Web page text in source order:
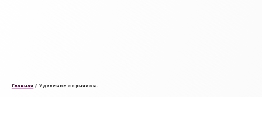
Главная / Удаление сорняков.